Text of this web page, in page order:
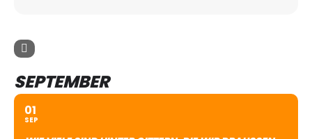
SEPTEMBER
01
SEP